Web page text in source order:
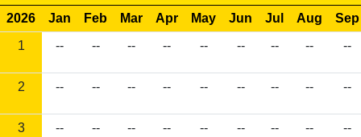
2026 Jan Feb Mar Apr May Jun Jul Aug
Sep
1
-- -- -- -- -- -- -- -- --
2 -- -- -- -- -- -- -- -- --
3 -- -- -- -- -- -- -- -- --